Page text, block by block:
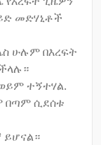
መድሃኒቶች
ሁሉም በእረፍት
ተኝተሃል.
ሲደሰቱ